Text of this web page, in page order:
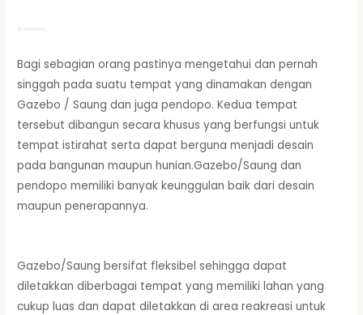
Bagi sebagian orang pastinya mengetahui dan pernah
singgah pada suatu tempat yang dinamakan dengan
Gazebo / Saung dan juga pendopo. Kedua tempat
tersebut dibangun secara khusus yang berfungsi untuk
tempat istirahat serta dapat berguna menjadi desain
pada bangunan maupun hunian.Gazebo/Saung dan
pendopo memiliki banyak keunggulan baik dari desain
maupun penerapannya.
Gazebo/Saung bersifat fleksibel sehingga dapat
diletakkan diberbagai tempat yang memiliki lahan yang
cukup luas dan dapat diletakkan di area reakreasi untuk